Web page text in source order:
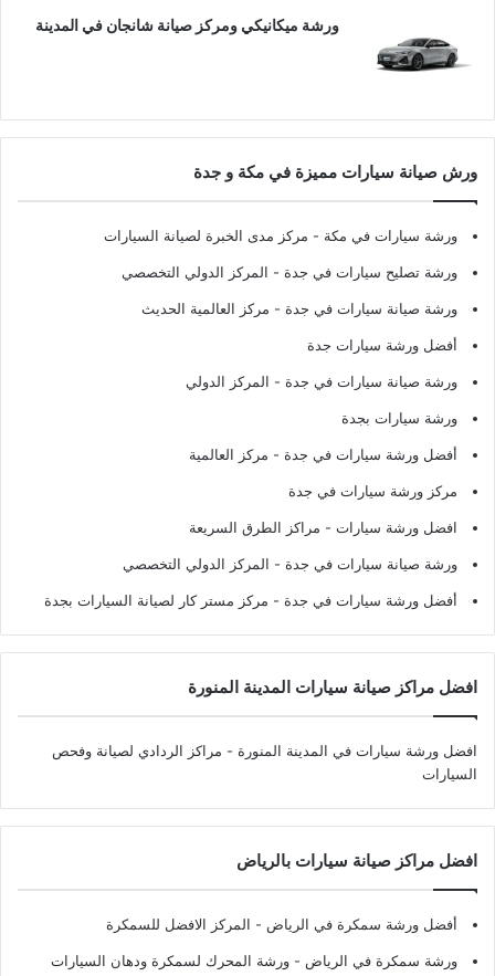
ورشة ميكانيكي ومركز صيانة شانجان في المدينة
ورش صيانة سيارات مميزة في مكة و جدة
ورشة سيارات في مكة - مركز مدى الخبرة لصيانة السيارات
ورشة تصليح سيارات في جدة - المركز الدولي التخصصي
ورشة صيانة سيارات في جدة - مركز العالمية الحديث
أفضل ورشة سيارات جدة
ورشة صيانة سيارات في جدة - المركز الدولي
ورشة سيارات بجدة
أفضل ورشة سيارات في جدة - مركز العالمية
مركز ورشة سيارات في جدة
افضل ورشة سيارات - مراكز الطرق السريعة
ورشة صيانة سيارات في جدة - المركز الدولي التخصصي
أفضل ورشة سيارات في جدة - مركز مستر كار لصيانة السيارات بجدة
افضل مراكز صيانة سيارات المدينة المنورة
افضل ورشة سيارات في المدينة المنورة - مراكز الردادي لصيانة وفحص
السيارات
افضل مراكز صيانة سيارات بالرياض
أفضل ورشة سمكرة في الرياض - المركز الافضل للسمكرة
ورشة سمكرة في الرياض - ورشة المحرك لسمكرة ودهان السيارات